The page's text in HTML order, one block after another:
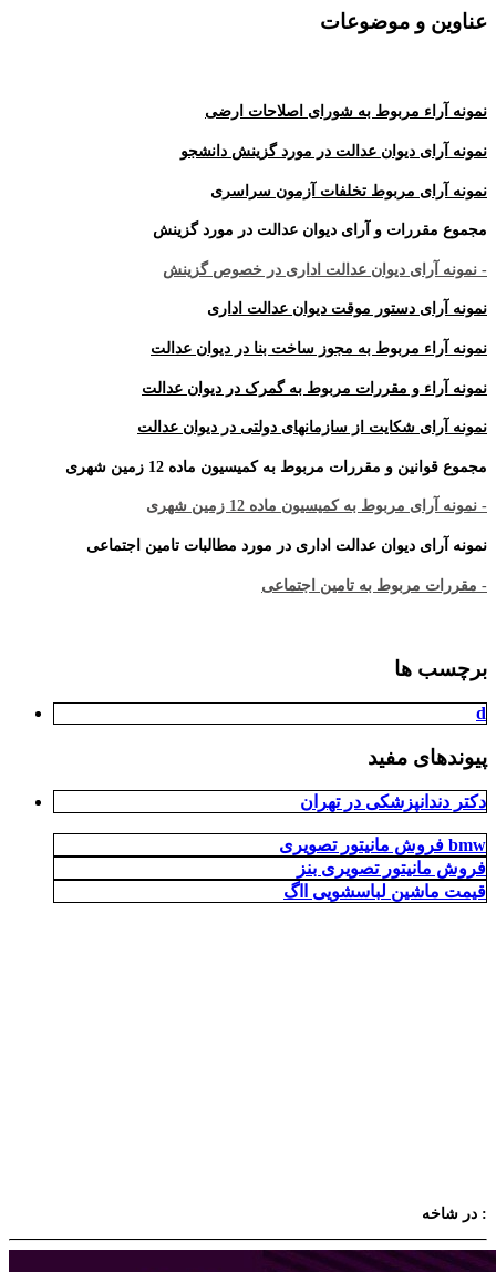
عناوین و موضوعات
نمونه آراء مربوط به شورای اصلاحات ارضی
نمونه آرای دیوان عدالت در مورد گزینش دانشجو
نمونه آرای مربوط تخلفات آزمون سراسری
مجموع مقررات و آرای دیوان عدالت در مورد گزینش
- نمونه آرای دیوان عدالت اداری در خصوص گزینش
نمونه آرای دستور موقت دیوان عدالت اداری
نمونه آراء مربوط به مجوز ساخت بنا در دیوان عدالت
نمونه آراء و مقررات مربوط به گمرک در دیوان عدالت
نمونه آرای شکایت از سازمانهای دولتی در دیوان عدالت
مجموع قوانین و مقررات مربوط به کمیسیون ماده 12 زمین شهری
- نمونه آرای مربوط به کمیسیون ماده 12 زمین شهری
نمونه آرای دیوان عدالت اداری در مورد مطالبات تامین اجتماعی
- مقررات مربوط به تامین اجتماعی
برچسب ها
d
پیوندهای مفید
دکتر دندانپزشکی در تهران
فروش مانیتور تصویری bmw
فروش مانیتور تصویری بنز
قیمت ماشین لباسشویی ااگ
در شاخه :